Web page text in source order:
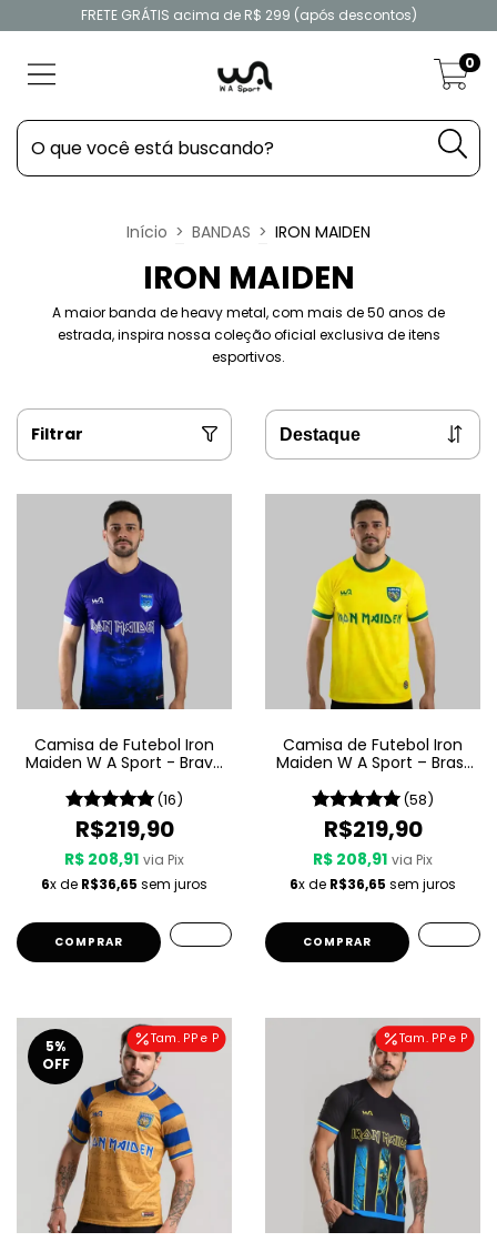
FRETE GRÁTIS acima de R$ 299 (após descontos)
0
Início > BANDAS > IRON MAIDEN
IRON MAIDEN
A maior banda de heavy metal, com mais de 50 anos de
estrada, inspira nossa coleção oficial exclusiva de itens
esportivos.
Filtrar
Camisa de Futebol Iron
Maiden W A Sport - Brave
(16)
R$219,90
R$ 208,91 via Pix
6x de R$36,65 sem juros
COMPRAR
Camisa de Futebol Iron
Maiden W A Sport – Brasil
(58)
R$219,90
R$ 208,91 via Pix
6x de R$36,65 sem juros
COMPRAR
Tam. PP e P
5%
OFF
Tam. PP e P